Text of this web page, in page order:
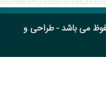
می باشد - طراحی و